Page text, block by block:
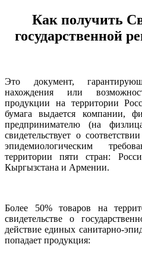
Как получить
государственной
Это документ,
нахождения или
продукции на территории
бумага выдается компании,
предпринимателю (на
свидетельствует о
эпидемиологическим
территории пяти стран:
Кыргызстана и Армении.
Более 50% товаров на
свидетельстве о
действие единых санитарно-
попадает продукция: